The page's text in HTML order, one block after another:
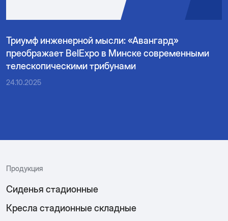
Триумф инженерной мысли: «Авангард»
преображает BelExpo в Минске современными
телескопическими трибунами
24.10.2025
Продукция
Сиденья стадионные
Кресла стадионные складные